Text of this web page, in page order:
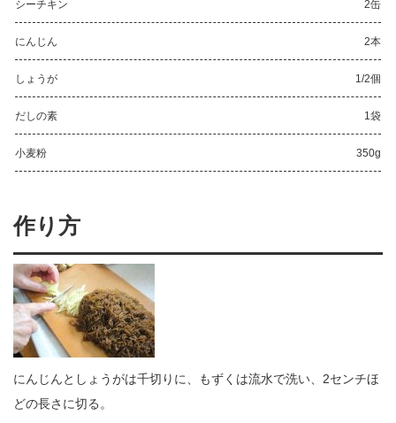
シーチキン 2缶
にんじん 2本
しょうが 1/2個
だしの素 1袋
小麦粉 350g
作り方
にんじんとしょうがは千切りに、もずくは流水で洗い、2センチほ
どの長さに切る。